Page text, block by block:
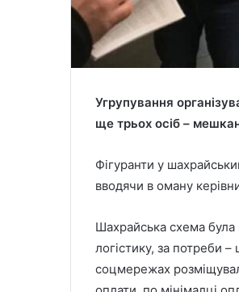
Угрупування
ще трьох осіб –
Фігуранти у
вводячи в оману
Шахрайська схема була
логістику, за потреби
соцмережах